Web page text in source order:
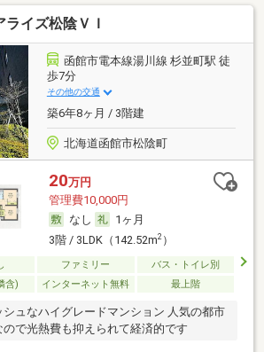
ライズ松陰ＶＩ
函館市電本線湯川線 杉並町駅 徒
歩7分
その他の交通
築6年8ヶ月 / 3階建
北海道函館市松陰町
20万円
管理費10,000円
なし
1ヶ月
3階 / 3LDK（142.52m2）
ファミリー
バス・トイレ別
含)
インターネット無料 最上階
シュなハイグレードマンション 人気の都市
ので光熱費も抑えられて経済的です